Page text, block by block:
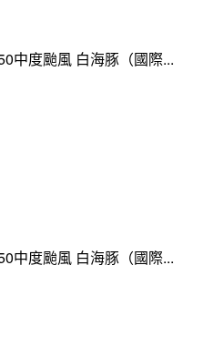
中度颱風 白海豚（國際...
中度颱風 白海豚（國際...